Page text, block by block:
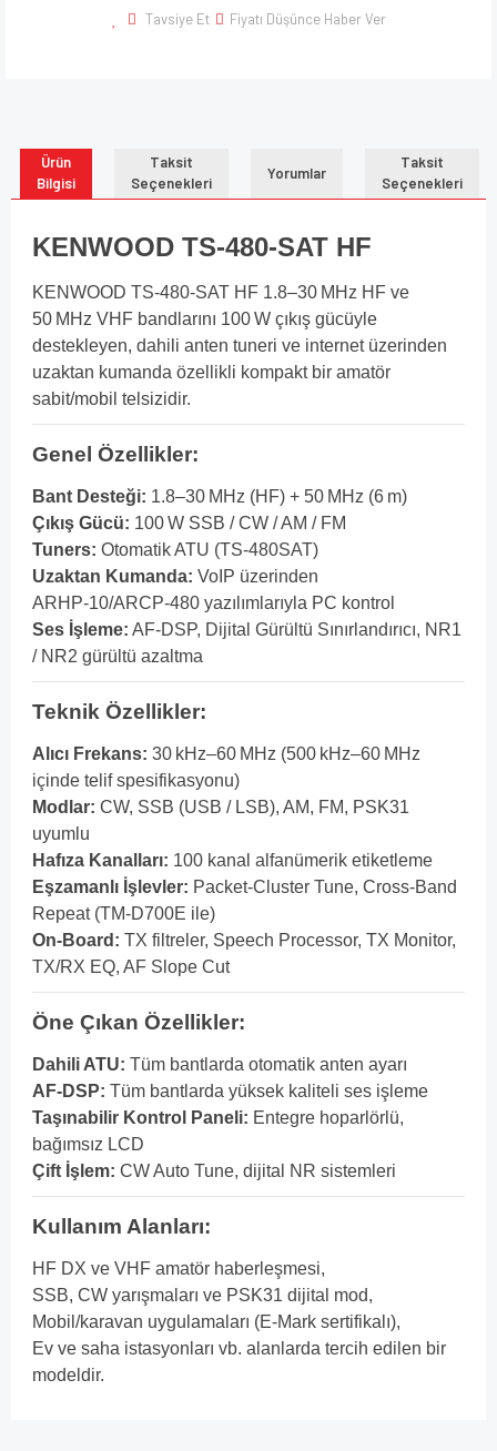
Tavsiye Et Fiyatı Düşünce Haber Ver
Ürün
Bilgisi
Taksit
Seçenekleri
Yorumlar
Taksit
Seçenekleri
KENWOOD TS-480-SAT HF
KENWOOD TS-480-SAT HF 1.8–30 MHz HF ve
50 MHz VHF bandlarını 100 W çıkış gücüyle
destekleyen, dahili anten tuneri ve internet üzerinden
uzaktan kumanda özellikli kompakt bir amatör
sabit/mobil telsizidir.
Genel Özellikler:
Bant Desteği: 1.8–30 MHz (HF) + 50 MHz (6 m)
Çıkış Gücü: 100 W SSB / CW / AM / FM
Tuners: Otomatik ATU (TS‑480SAT)
Uzaktan Kumanda: VoIP üzerinden
ARHP‑10/ARCP‑480 yazılımlarıyla PC kontrol
Ses İşleme: AF‑DSP, Dijital Gürültü Sınırlandırıcı, NR1
/ NR2 gürültü azaltma
Teknik Özellikler:
Alıcı Frekans: 30 kHz–60 MHz (500 kHz–60 MHz
içinde telif spesifikasyonu)
Modlar: CW, SSB (USB / LSB), AM, FM, PSK31
uyumlu
Hafıza Kanalları: 100 kanal alfanümerik etiketleme
Eşzamanlı İşlevler: Packet‑Cluster Tune, Cross‑Band
Repeat (TM‑D700E ile)
On‑Board: TX filtreler, Speech Processor, TX Monitor,
TX/RX EQ, AF Slope Cut
Öne Çıkan Özellikler:
Dahili ATU: Tüm bantlarda otomatik anten ayarı
AF‑DSP: Tüm bantlarda yüksek kaliteli ses işleme
Taşınabilir Kontrol Paneli: Entegre hoparlörlü,
bağımsız LCD
Çift İşlem: CW Auto Tune, dijital NR sistemleri
Kullanım Alanları:
HF DX ve VHF amatör haberleşmesi,
SSB, CW yarışmaları ve PSK31 dijital mod,
Mobil/karavan uygulamaları (E‑Mark sertifikalı),
Ev ve saha istasyonları vb. alanlarda tercih edilen bir
modeldir.